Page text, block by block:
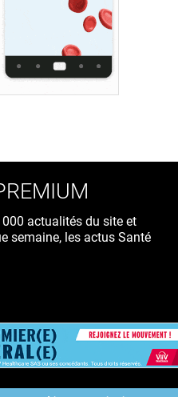
actualités du site et
semaine, les actus Santé